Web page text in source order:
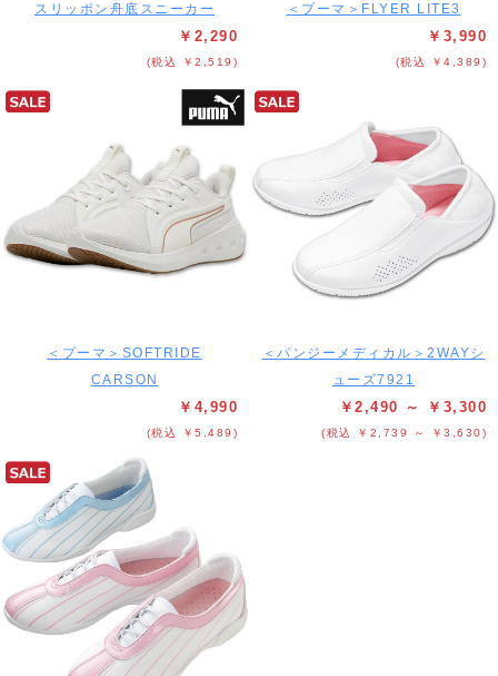
スリッポン舟底スニーカー
￥2,290
(税込 ￥2,519)
＜プーマ＞FLYER LITE3
￥3,990
(税込 ￥4,389)
＜プーマ＞SOFTRIDE
CARSON
￥4,990
(税込 ￥5,489)
＜パンジーメディカル＞2WAYシ
ューズ7921
￥2,490 ～ ￥3,300
(税込 ￥2,739 ～ ￥3,630)